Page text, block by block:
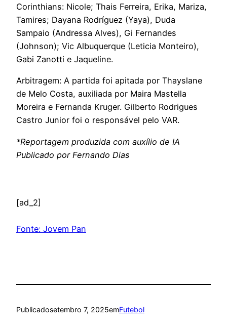
Corinthians: Nicole; Thais Ferreira, Erika, Mariza,
Tamires; Dayana Rodríguez (Yaya), Duda
Sampaio (Andressa Alves), Gi Fernandes
(Johnson); Vic Albuquerque (Leticia Monteiro),
Gabi Zanotti e Jaqueline.
Arbitragem: A partida foi apitada por Thayslane
de Melo Costa, auxiliada por Maira Mastella
Moreira e Fernanda Kruger. Gilberto Rodrigues
Castro Junior foi o responsável pelo VAR.
*Reportagem produzida com auxílio de IA
Publicado por Fernando Dias
[ad_2]
Fonte: Jovem Pan
Publicadosetembro 7, 2025emFutebol